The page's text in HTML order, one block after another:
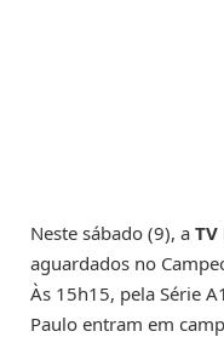
Neste sábado (9), a TV
aguardados no
Às 15h15, pela Série
Paulo entram em